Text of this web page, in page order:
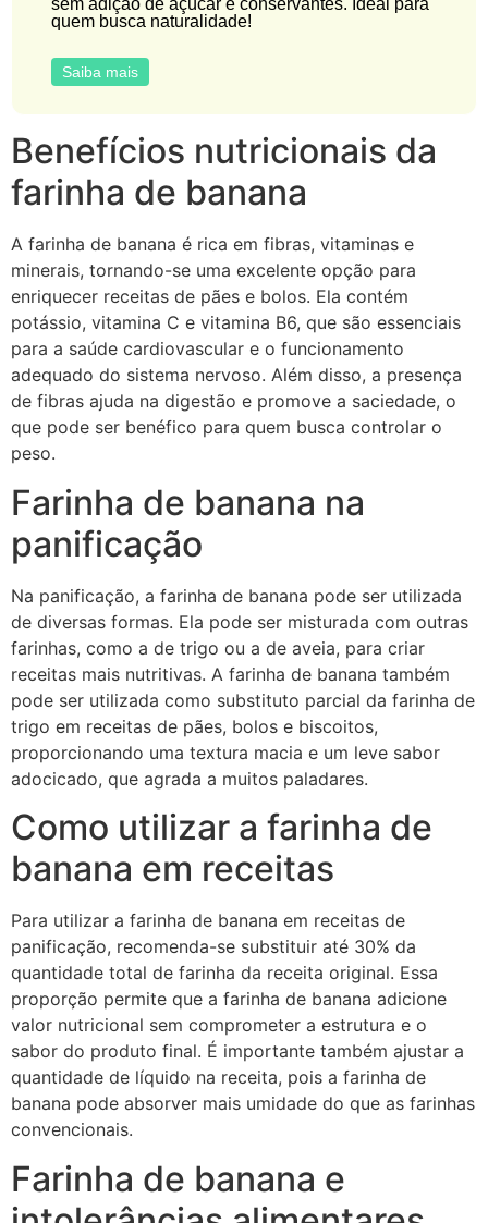
sem adição de açúcar e conservantes. Ideal para
quem busca naturalidade!
Saiba mais
Benefícios nutricionais da
farinha de banana
A farinha de banana é rica em fibras, vitaminas e
minerais, tornando-se uma excelente opção para
enriquecer receitas de pães e bolos. Ela contém
potássio, vitamina C e vitamina B6, que são essenciais
para a saúde cardiovascular e o funcionamento
adequado do sistema nervoso. Além disso, a presença
de fibras ajuda na digestão e promove a saciedade, o
que pode ser benéfico para quem busca controlar o
peso.
Farinha de banana na
panificação
Na panificação, a farinha de banana pode ser utilizada
de diversas formas. Ela pode ser misturada com outras
farinhas, como a de trigo ou a de aveia, para criar
receitas mais nutritivas. A farinha de banana também
pode ser utilizada como substituto parcial da farinha de
trigo em receitas de pães, bolos e biscoitos,
proporcionando uma textura macia e um leve sabor
adocicado, que agrada a muitos paladares.
Como utilizar a farinha de
banana em receitas
Para utilizar a farinha de banana em receitas de
panificação, recomenda-se substituir até 30% da
quantidade total de farinha da receita original. Essa
proporção permite que a farinha de banana adicione
valor nutricional sem comprometer a estrutura e o
sabor do produto final. É importante também ajustar a
quantidade de líquido na receita, pois a farinha de
banana pode absorver mais umidade do que as farinhas
convencionais.
Farinha de banana e